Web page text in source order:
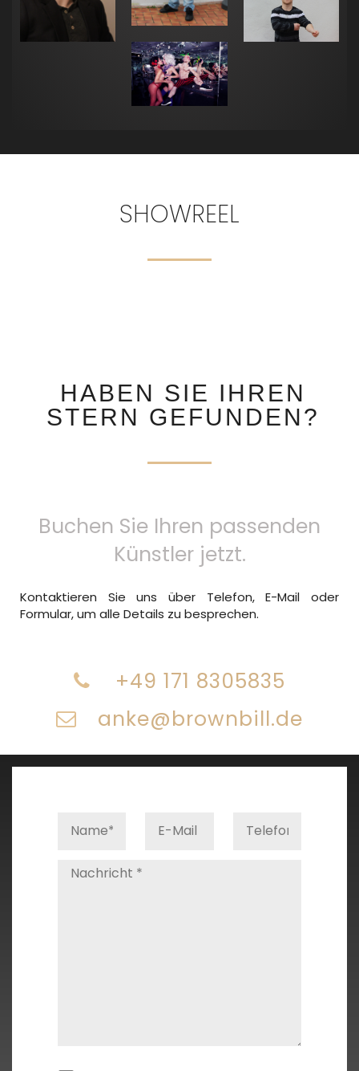
SHOWREEL
HABEN SIE IHREN
STERN GEFUNDEN?
Buchen Sie Ihren passenden
Künstler jetzt.
Kontaktieren Sie uns über Telefon, E-Mail oder
Formular, um alle Details zu besprechen.
+49 171 8305835
anke@brownbill.de